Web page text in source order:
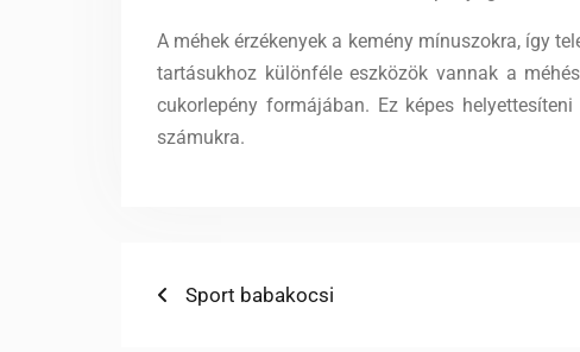
A méhek érzékenyek a kemény mínuszokra, így
tartásukhoz különféle eszközök vannak a
cukorlepény formájában. Ez képes
számukra.
Bejegyzés
Previous
Sport babakocsi